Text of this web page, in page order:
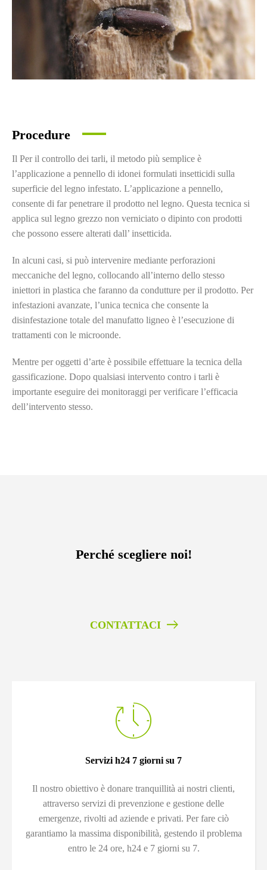
Procedure
Il Per il controllo dei tarli, il metodo più semplice è
l’applicazione a pennello di idonei formulati insetticidi sulla
superficie del legno infestato. L’applicazione a pennello,
consente di far penetrare il prodotto nel legno. Questa tecnica si
applica sul legno grezzo non verniciato o dipinto con prodotti
che possono essere alterati dall’ insetticida.
In alcuni casi, si può intervenire mediante perforazioni
meccaniche del legno, collocando all’interno dello stesso
iniettori in plastica che faranno da condutture per il prodotto. Per
infestazioni avanzate, l’unica tecnica che consente la
disinfestazione totale del manufatto ligneo è l’esecuzione di
trattamenti con le microonde.
Mentre per oggetti d’arte è possibile effettuare la tecnica della
gassificazione. Dopo qualsiasi intervento contro i tarli è
importante eseguire dei monitoraggi per verificare l’efficacia
dell’intervento stesso.
Perché scegliere noi!
CONTATTACI
Servizi h24 7 giorni su 7
Il nostro obiettivo è donare tranquillità ai nostri clienti,
attraverso servizi di prevenzione e gestione delle
emergenze, rivolti ad aziende e privati. Per fare ciò
garantiamo la massima disponibilità, gestendo il problema
entro le 24 ore, h24 e 7 giorni su 7.